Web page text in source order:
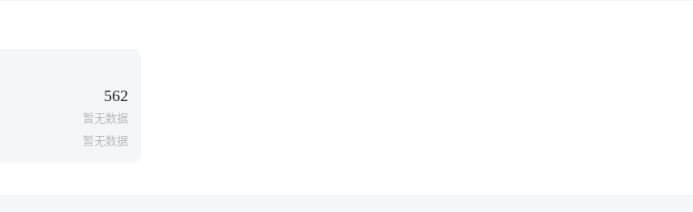
562
暂无数据
暂无数据